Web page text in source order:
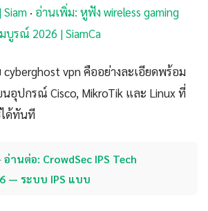
· อ่านเพิ่ม: หูฟัง wireless gaming
รณ์ 2026 | SiamCa
vpn คืออย่างละเอียดพร้อม
อุปกรณ์ Cisco, MikroTik และ Linux ที่
ด้ทันที
อ่านต่อ: CrowdSec IPS Tech
— ระบบ IPS แบบ